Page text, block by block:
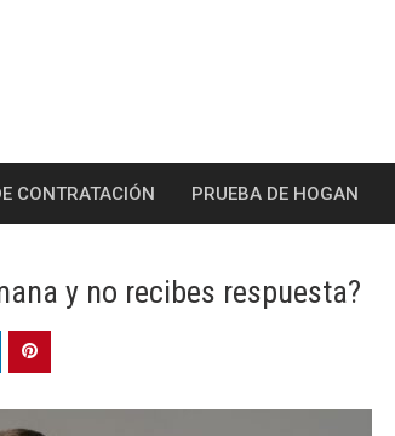
CONTRATACIÓN PRUEBA DE HOGAN
y no recibes respuesta?